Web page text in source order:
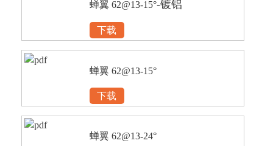
蝉翼 62@13-15°-镀铝
下载
蝉翼 62@13-15°
下载
蝉翼 62@13-24°